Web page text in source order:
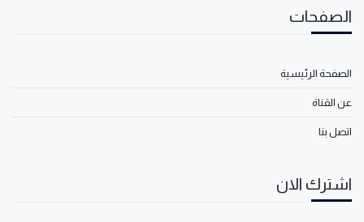
الصفحات
الصفحة الرئيسية
عن القناة
اتصل بنا
اشترك الان